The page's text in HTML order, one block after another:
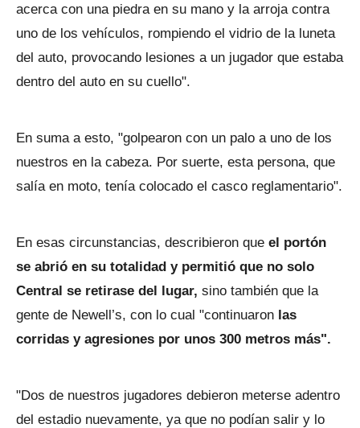
acerca con una piedra en su mano y la arroja contra
uno de los vehículos, rompiendo el vidrio de la luneta
del auto, provocando lesiones a un jugador que estaba
dentro del auto en su cuello".
En suma a esto, "golpearon con un palo a uno de los
nuestros en la cabeza. Por suerte, esta persona, que
salía en moto, tenía colocado el casco reglamentario".
En esas circunstancias, describieron que el portón
se abrió en su totalidad y permitió que no solo
Central se retirase del lugar, sino también que la
gente de Newell’s, con lo cual "continuaron las
corridas y agresiones por unos 300 metros más".
"Dos de nuestros jugadores debieron meterse adentro
del estadio nuevamente, ya que no podían salir y lo